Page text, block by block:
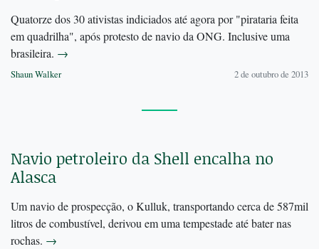
Quatorze dos 30 ativistas indiciados até agora por "pirataria feita
em quadrilha", após protesto de navio da ONG. Inclusive uma
brasileira. →
Shaun Walker 2 de outubro de 2013
Navio petroleiro da Shell encalha no
Alasca
Um navio de prospecção, o Kulluk, transportando cerca de 587mil
litros de combustível, derivou em uma tempestade até bater nas
rochas. →